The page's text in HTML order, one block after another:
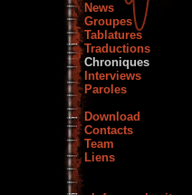
News
Groupes
Tablatures
Traductions
Chroniques
Interviews
Paroles
Download
Contacts
Team
Liens